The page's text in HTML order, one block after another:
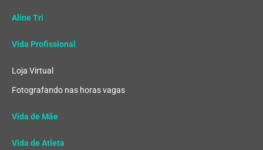
Aline Tri
Vida Profissional
Loja Virtual
Fotografando nas horas vagas
Vida de Mãe
Vida de Atleta